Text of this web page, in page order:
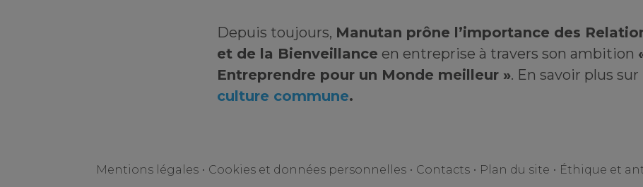
Depuis toujours, Manutan prône l’importance des
et de la Bienveillance en entreprise à travers son ambition
Entreprendre pour un Monde meilleur ». En savoir plus sur
culture commune.
Mentions légales • Cookies et données personnelles • Contacts • Plan du site • Éthique et